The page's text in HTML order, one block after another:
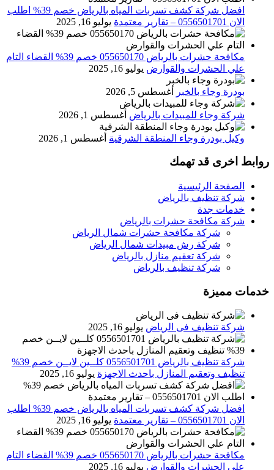
افضل شركة كشف تسربات المياه بالرياض خصم 39% اطلب
الان 0556501701‬‏ – تقارير معتمدة
يوليو 16, 2025
مكافحة حشرات بالرياض 055650170 خصم 39% القضاء التام
علي الحشرات والقوارض يوليو 16, 2025
بودرة وجاء بالخبر أغسطس 5, 2026
شركة وجاء للمبيدات بالرياض أغسطس 1, 2026
وكيل بودرة وجاء المنطقة الشرقية أغسطس 1, 2026
روابط اخرى قد تهمك
الصفحة الرئيسية
شركة تنظيف بالرياض
خدمات جدة
شركة مكافحة حشرات بالرياض
شركة مكافحة حشرات شمال الرياض
شركة رش مبيدات شمال الرياض
شركة تعقيم منازل بالرياض
شركة تنظيف بالرياض
خدمات مميزة
شركة تنظيف فى الرياض يوليو 16, 2025
شركة تنظيف بالرياض 0556501701 كلــين لايــن خصم 39%
تنظيف وتعقيم المنازل باحدث الاجهزة يوليو 16, 2025
افضل شركة كشف تسربات المياه بالرياض خصم 39% اطلب
الان 0556501701‬‏ – تقارير معتمدة
يوليو 16, 2025
مكافحة حشرات بالرياض 055650170 خصم 39% القضاء التام
علي الحشرات والقوارض يوليو 16, 2025